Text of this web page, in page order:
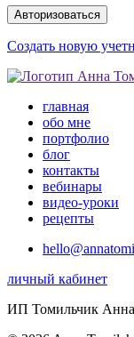
Создать новую
главная
обо мне
портфолио
блог
контакты
вебинары
видео-уроки
рецепты
личный кабинет
ИП Томильчик